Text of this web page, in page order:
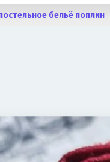
бельё поплин